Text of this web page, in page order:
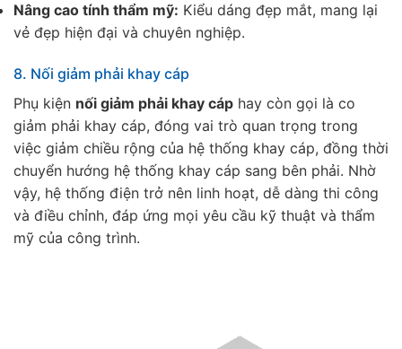
Nâng cao tính thẩm mỹ: Kiểu dáng đẹp mắt, mang lại
vẻ đẹp hiện đại và chuyên nghiệp.
8. Nối giảm phải khay cáp
Phụ kiện nối giảm phải khay cáp hay còn gọi là co
giảm phải khay cáp, đóng vai trò quan trọng trong
việc giảm chiều rộng của hệ thống khay cáp, đồng thời
chuyển hướng hệ thống khay cáp sang bên phải. Nhờ
vậy, hệ thống điện trở nên linh hoạt, dễ dàng thi công
và điều chỉnh, đáp ứng mọi yêu cầu kỹ thuật và thẩm
mỹ của công trình.